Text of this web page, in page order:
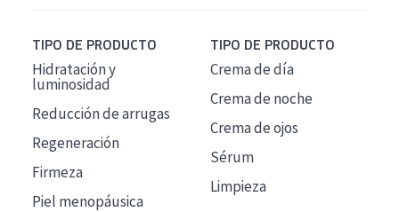
TIPO DE PRODUCTO
Hidratación y
luminosidad
Reducción de arrugas
Regeneración
Firmeza
Piel menopáusica
TIPO DE PRODUCTO
Crema de día
Crema de noche
Crema de ojos
Sérum
Limpieza